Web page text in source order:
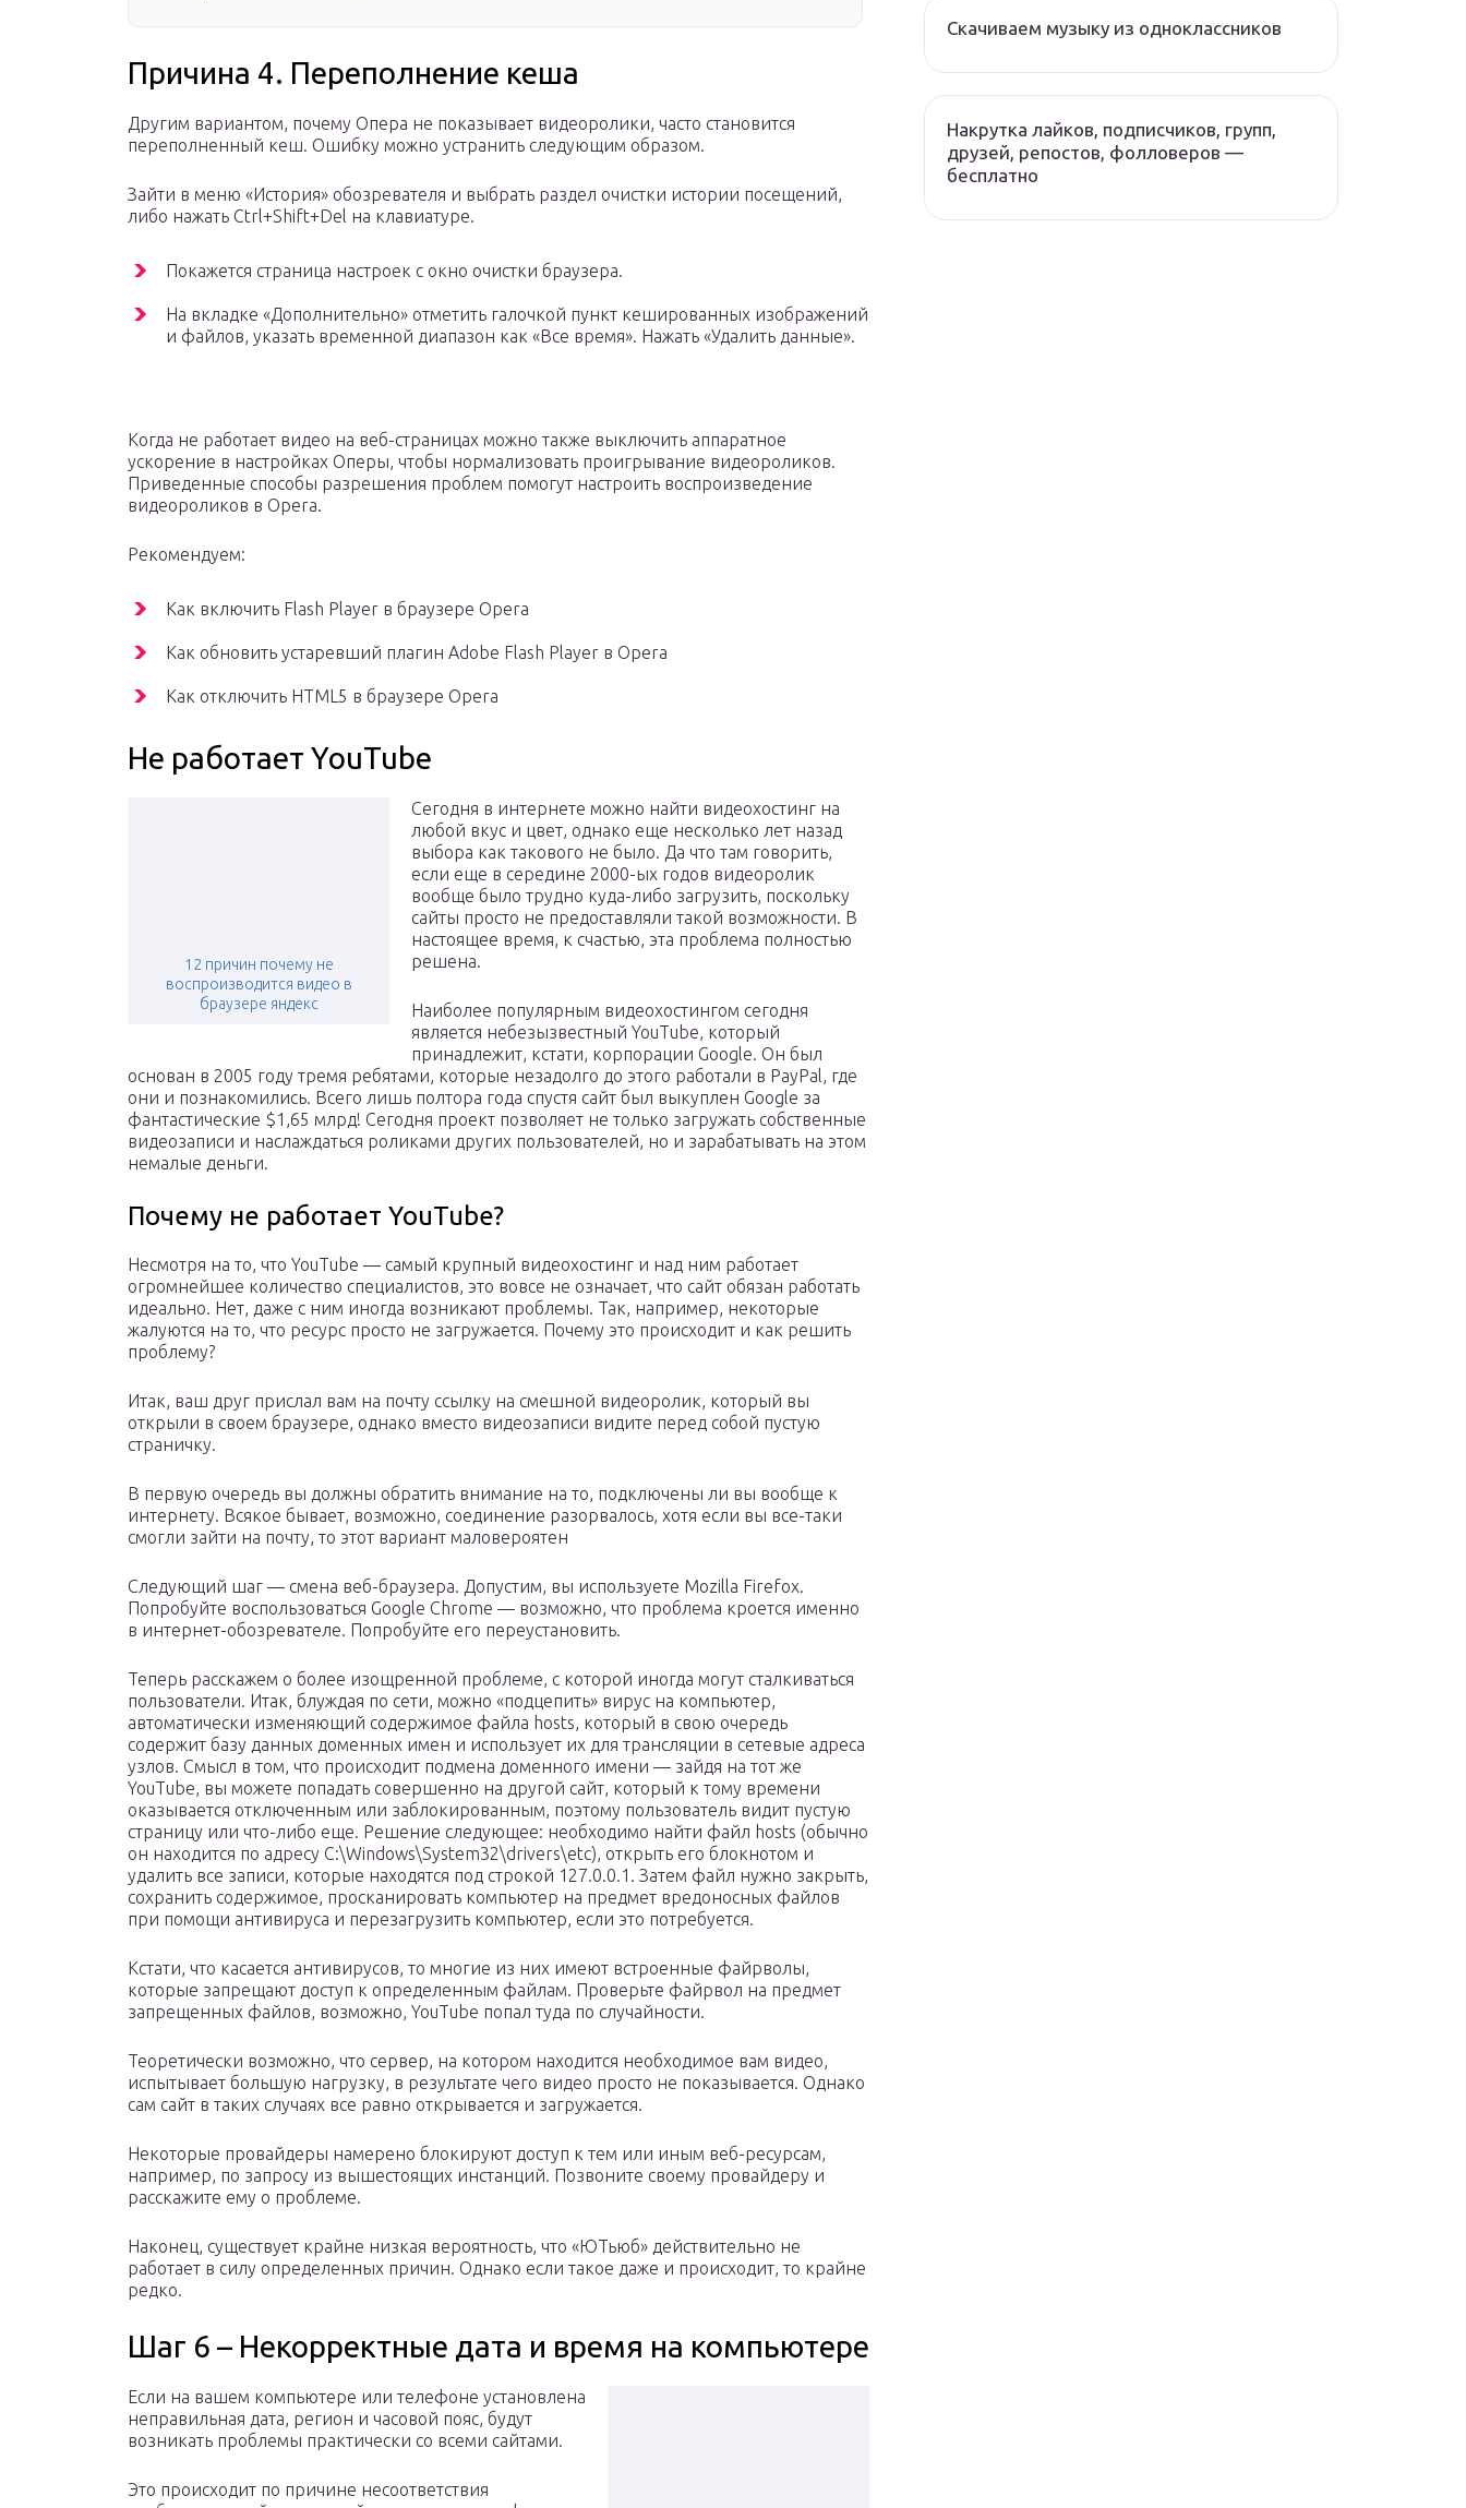
Причина 4. Переполнение кеша
Другим вариантом, почему Опера не показывает видеоролики, часто становится
переполненный кеш. Ошибку можно устранить следующим образом.
Зайти в меню «История» обозревателя и выбрать раздел очистки истории посещений,
либо нажать Ctrl+Shift+Del на клавиатуре.
Покажется страница настроек с окно очистки браузера.
На вкладке «Дополнительно» отметить галочкой пункт кешированных изображений
и файлов, указать временной диапазон как «Все время». Нажать «Удалить данные».
Когда не работает видео на веб-страницах можно также выключить аппаратное
ускорение в настройках Оперы, чтобы нормализовать проигрывание видеороликов.
Приведенные способы разрешения проблем помогут настроить воспроизведение
видеороликов в Opera.
Рекомендуем:
Как включить Flash Player в браузере Opera
Как обновить устаревший плагин Adobe Flash Player в Opera
Как отключить HTML5 в браузере Opera
Не работает YouTube
12 причин почему не
воспроизводится видео в
браузере яндекс
Сегодня в интернете можно найти видеохостинг на
любой вкус и цвет, однако еще несколько лет назад
выбора как такового не было. Да что там говорить,
если еще в середине 2000-ых годов видеоролик
вообще было трудно куда-либо загрузить, поскольку
сайты просто не предоставляли такой возможности. В
настоящее время, к счастью, эта проблема полностью
решена.
Наиболее популярным видеохостингом сегодня
является небезызвестный YouTube, который
принадлежит, кстати, корпорации Google. Он был
основан в 2005 году тремя ребятами, которые незадолго до этого работали в PayPal, где
они и познакомились. Всего лишь полтора года спустя сайт был выкуплен Google за
фантастические $1,65 млрд! Сегодня проект позволяет не только загружать собственные
видеозаписи и наслаждаться роликами других пользователей, но и зарабатывать на этом
немалые деньги.
Почему не работает YouTube?
Несмотря на то, что YouTube — самый крупный видеохостинг и над ним работает
огромнейшее количество специалистов, это вовсе не означает, что сайт обязан работать
идеально. Нет, даже с ним иногда возникают проблемы. Так, например, некоторые
жалуются на то, что ресурс просто не загружается. Почему это происходит и как решить
проблему?
Итак, ваш друг прислал вам на почту ссылку на смешной видеоролик, который вы
открыли в своем браузере, однако вместо видеозаписи видите перед собой пустую
страничку.
В первую очередь вы должны обратить внимание на то, подключены ли вы вообще к
интернету. Всякое бывает, возможно, соединение разорвалось, хотя если вы все-таки
смогли зайти на почту, то этот вариант маловероятен
Следующий шаг — смена веб-браузера. Допустим, вы используете Mozilla Firefox.
Попробуйте воспользоваться Google Chrome — возможно, что проблема кроется именно
в интернет-обозревателе. Попробуйте его переустановить.
Теперь расскажем о более изощренной проблеме, с которой иногда могут сталкиваться
пользователи. Итак, блуждая по сети, можно «подцепить» вирус на компьютер,
автоматически изменяющий содержимое файла hosts, который в свою очередь
содержит базу данных доменных имен и использует их для трансляции в сетевые адреса
узлов. Смысл в том, что происходит подмена доменного имени — зайдя на тот же
YouTube, вы можете попадать совершенно на другой сайт, который к тому времени
оказывается отключенным или заблокированным, поэтому пользователь видит пустую
страницу или что-либо еще. Решение следующее: необходимо найти файл hosts (обычно
он находится по адресу C:\Windows\System32\drivers\etc), открыть его блокнотом и
удалить все записи, которые находятся под строкой 127.0.0.1. Затем файл нужно закрыть,
сохранить содержимое, просканировать компьютер на предмет вредоносных файлов
при помощи антивируса и перезагрузить компьютер, если это потребуется.
Кстати, что касается антивирусов, то многие из них имеют встроенные файрволы,
которые запрещают доступ к определенным файлам. Проверьте файрвол на предмет
запрещенных файлов, возможно, YouTube попал туда по случайности.
Теоретически возможно, что сервер, на котором находится необходимое вам видео,
испытывает большую нагрузку, в результате чего видео просто не показывается. Однако
сам сайт в таких случаях все равно открывается и загружается.
Некоторые провайдеры намерено блокируют доступ к тем или иным веб-ресурсам,
например, по запросу из вышестоящих инстанций. Позвоните своему провайдеру и
расскажите ему о проблеме.
Наконец, существует крайне низкая вероятность, что «ЮТьюб» действительно не
работает в силу определенных причин. Однако если такое даже и происходит, то крайне
редко.
Шаг 6 – Некорректные дата и время на компьютере
Если на вашем компьютере или телефоне установлена
неправильная дата, регион и часовой пояс, будут
возникать проблемы практически со всеми сайтами.
Это происходит по причине несоответствия
Скачиваем музыку из одноклассников
Накрутка лайков, подписчиков, групп,
друзей, репостов, фолловеров —
бесплатно